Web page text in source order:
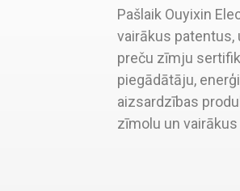
Pašlaik Ouyixin
vairākus
preču zīmju
piegādātāju,
aizsardzības
zīmolu un